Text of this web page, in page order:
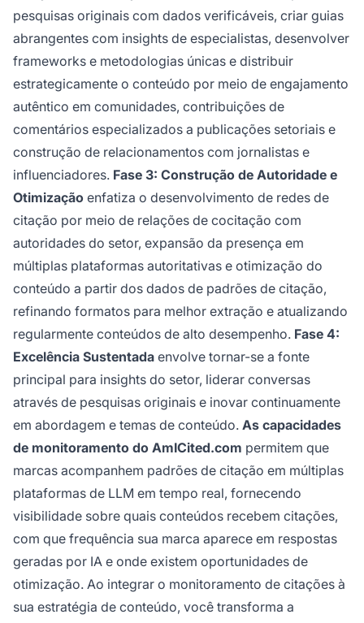
pesquisas originais com dados verificáveis, criar guias
abrangentes com insights de especialistas, desenvolver
frameworks e metodologias únicas e distribuir
estrategicamente o conteúdo por meio de engajamento
autêntico em comunidades, contribuições de
comentários especializados a publicações setoriais e
construção de relacionamentos com jornalistas e
influenciadores. Fase 3: Construção de Autoridade e
Otimização enfatiza o desenvolvimento de redes de
citação por meio de relações de cocitação com
autoridades do setor, expansão da presença em
múltiplas plataformas autoritativas e otimização do
conteúdo a partir dos dados de padrões de citação,
refinando formatos para melhor extração e atualizando
regularmente conteúdos de alto desempenho. Fase 4:
Excelência Sustentada envolve tornar-se a fonte
principal para insights do setor, liderar conversas
através de pesquisas originais e inovar continuamente
em abordagem e temas de conteúdo. As capacidades
de monitoramento do AmICited.com permitem que
marcas acompanhem padrões de citação em múltiplas
plataformas de LLM em tempo real, fornecendo
visibilidade sobre quais conteúdos recebem citações,
com que frequência sua marca aparece em respostas
geradas por IA e onde existem oportunidades de
otimização. Ao integrar o monitoramento de citações à
sua estratégia de conteúdo, você transforma a